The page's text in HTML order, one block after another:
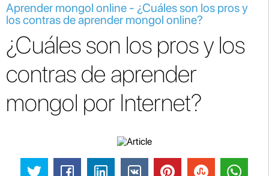
Aprender mongol online - ¿Cuáles son los pros y
los contras de aprender mongol online?
¿Cuáles son los pros y los
contras de aprender
mongol por Internet?